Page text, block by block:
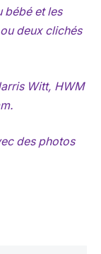
bébé et les
deux clichés
Witt, HWM
des photos